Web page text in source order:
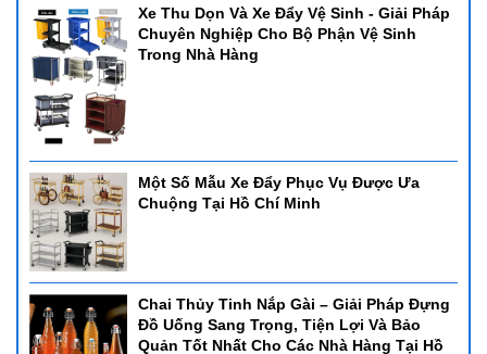
Xe Thu Dọn Và Xe Đẩy Vệ Sinh - Giải Pháp
Chuyên Nghiệp Cho Bộ Phận Vệ Sinh
Trong Nhà Hàng
Một Số Mẫu Xe Đẩy Phục Vụ Được Ưa
Chuộng Tại Hồ Chí Minh
Chai Thủy Tinh Nắp Gài – Giải Pháp Đựng
Đồ Uống Sang Trọng, Tiện Lợi Và Bảo
Quản Tốt Nhất Cho Các Nhà Hàng Tại Hồ